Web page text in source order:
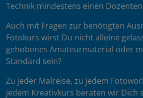
Technik mindestens einen
Auch mit Fragen zur benötigten
Fotokurs wirst Du nicht alleine
gehobenes Amateurmaterial oder
Standard sein?
Zu jeder Malreise, zu jedem
jedem Kreativkurs beraten wir Dich